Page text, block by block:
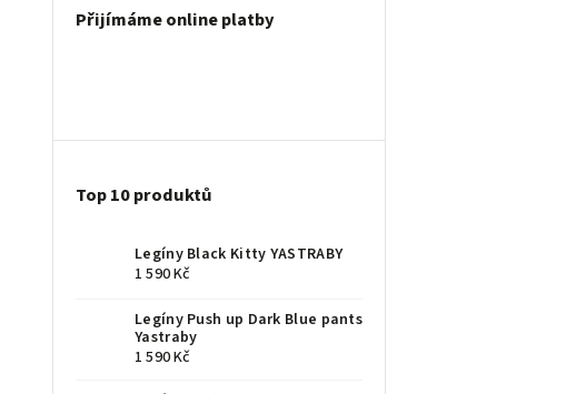
Přijímáme online platby
Top 10 produktů
Legíny Black Kitty YASTRABY
1 590 Kč
Legíny Push up Dark Blue pants
Yastraby
1 590 Kč